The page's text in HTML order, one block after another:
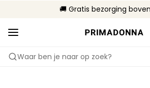
🚚 Gratis bezorging
🌍 Verkocht in 305 boetieks in
📦 Gratis retourneren
Waar ben je naar op zoek?